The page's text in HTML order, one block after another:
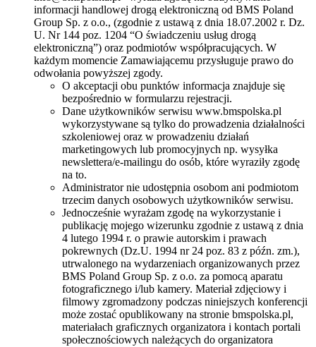
informacji handlowej drogą elektroniczną od BMS Poland
Group Sp. z o.o., (zgodnie z ustawą z dnia 18.07.2002 r. Dz.
U. Nr 144 poz. 1204 “O świadczeniu usług drogą
elektroniczną”) oraz podmiotów współpracujących. W
każdym momencie Zamawiającemu przysługuje prawo do
odwołania powyższej zgody.
O akceptacji obu punktów informacja znajduje się
bezpośrednio w formularzu rejestracji.
Dane użytkowników serwisu www.bmspolska.pl
wykorzystywane są tylko do prowadzenia działalności
szkoleniowej oraz w prowadzeniu działań
marketingowych lub promocyjnych np. wysyłka
newslettera/e-mailingu do osób, które wyraziły zgodę
na to.
Administrator nie udostępnia osobom ani podmiotom
trzecim danych osobowych użytkowników serwisu.
Jednocześnie wyrażam zgodę na wykorzystanie i
publikację mojego wizerunku zgodnie z ustawą z dnia
4 lutego 1994 r. o prawie autorskim i prawach
pokrewnych (Dz.U. 1994 nr 24 poz. 83 z późn. zm.),
utrwalonego na wydarzeniach organizowanych przez
BMS Poland Group Sp. z o.o. za pomocą aparatu
fotograficznego i/lub kamery. Materiał zdjęciowy i
filmowy zgromadzony podczas niniejszych konferencji
może zostać opublikowany na stronie bmspolska.pl,
materiałach graficznych organizatora i kontach portali
społecznościowych należących do organizatora